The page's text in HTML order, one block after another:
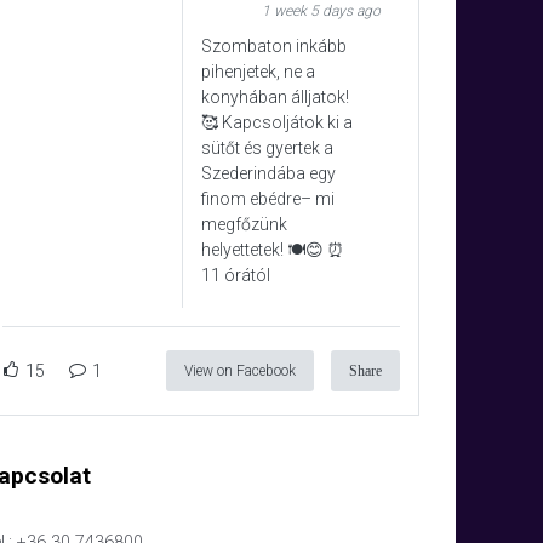
1 week 5 days ago
Szombaton inkább
pihenjetek, ne a
konyhában álljatok!
🥰 Kapcsoljátok ki a
sütőt és gyertek a
Szederindába egy
finom ebédre– mi
megfőzünk
helyettetek! 🍽️😊 ⏰
11 órától
15 1 View on Facebook Share